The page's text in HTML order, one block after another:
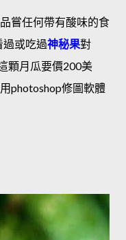
嘗任何帶有酸味的食
或吃過神秘果對
顆月瓜要價200美
photoshop修圖軟體